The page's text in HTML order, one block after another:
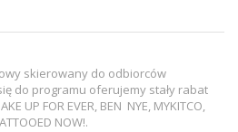
skierowany do odbiorców
do programu oferujemy stały rabat
UP FOR EVER, BEN NYE, MYKITCO,
NOW!.